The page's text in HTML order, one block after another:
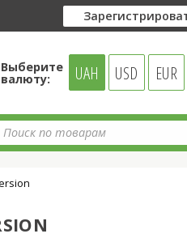
Выберите
валюту: UAH USD EUR